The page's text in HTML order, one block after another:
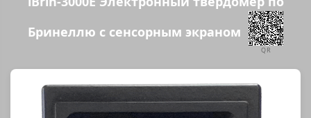
Бринеллю с сенсорным экраном
QR